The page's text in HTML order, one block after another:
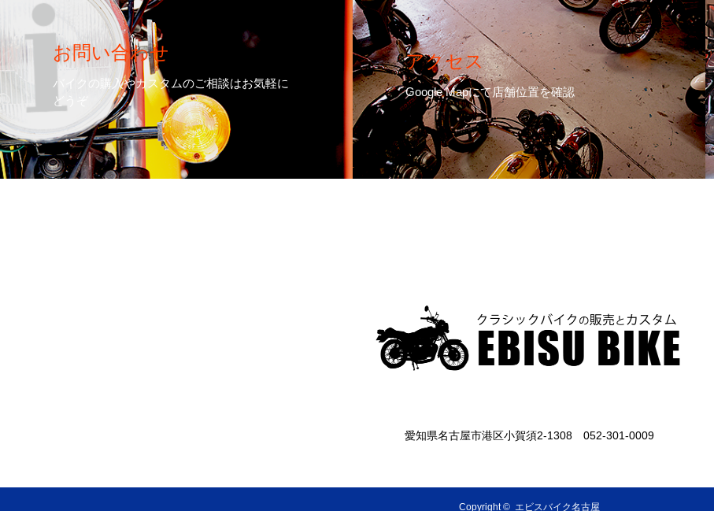
お問い合わせ
バイクの購入やカスタムのご相談はお気軽に
どうぞ
アクセス
Google Mapにて店舗位置を確認
愛知県名古屋市港区小賀須2-1308 052-301-0009
Copyright © エビスバイク名古屋